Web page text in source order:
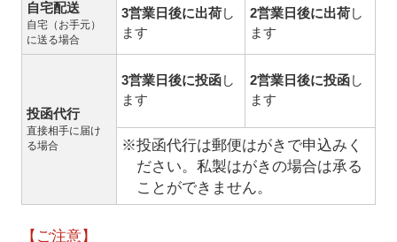
自宅配送
自宅（お手元）
に送る場合
3営業日後に出荷し
ます
2営業日後に出荷し
ます
投函代行
直接相手に届け
る場合
3営業日後に投函し
ます
2営業日後に投函し
ます
※投函代行は郵便はがきで申込みく
ださい。私製はがきの場合は承る
ことができません。
【ご注意】